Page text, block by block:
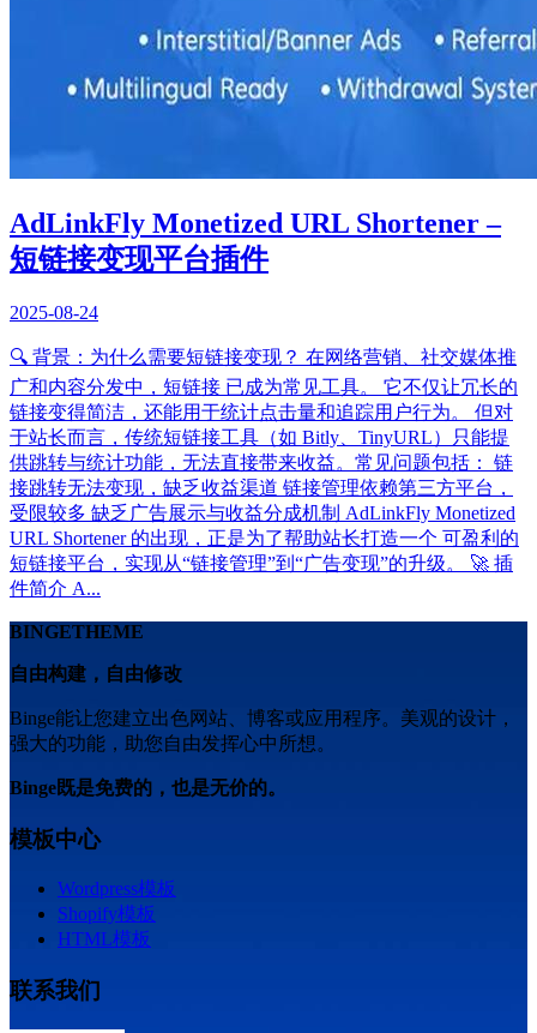
AdLinkFly Monetized URL Shortener –
短链接变现平台插件
2025-08-24
🔍 背景：为什么需要短链接变现？ 在网络营销、社交媒体推
广和内容分发中，短链接 已成为常见工具。 它不仅让冗长的
链接变得简洁，还能用于统计点击量和追踪用户行为。 但对
于站长而言，传统短链接工具（如 Bitly、TinyURL）只能提
供跳转与统计功能，无法直接带来收益。常见问题包括： 链
接跳转无法变现，缺乏收益渠道 链接管理依赖第三方平台，
受限较多 缺乏广告展示与收益分成机制 AdLinkFly Monetized
URL Shortener 的出现，正是为了帮助站长打造一个 可盈利的
短链接平台，实现从“链接管理”到“广告变现”的升级。 🚀 插
件简介 A...
BINGETHEME
自由构建，自由修改
Binge能让您建立出色网站、博客或应用程序。美观的设计，
强大的功能，助您自由发挥心中所想。
Binge既是免费的，也是无价的。
模板中心
Wordpress模板
Shopify模板
HTML模板
联系我们